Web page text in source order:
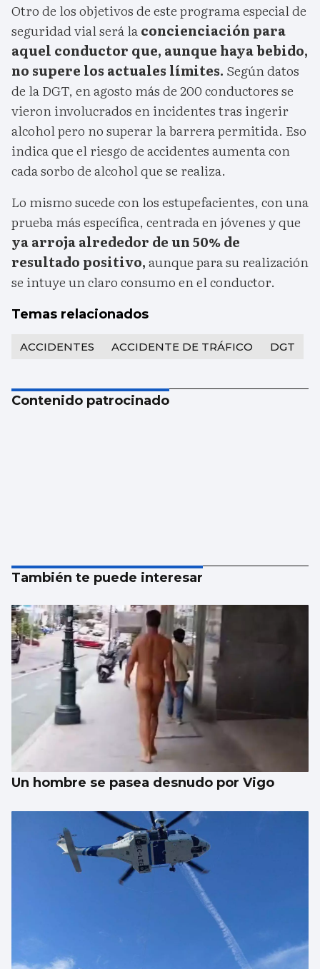
Otro de los objetivos de este programa especial de
seguridad vial será laconcienciación para
aquel conductor que, aunque haya bebido,
no supere los actuales límites. Según datos
de la DGT, en agosto más de 200 conductores se
vieron involucrados en incidentes tras ingerir
alcohol pero no superar la barrera permitida. Eso
indica que el riesgo de accidentes aumenta con
cada sorbo de alcohol que se realiza.
Lo mismo sucede con los estupefacientes, con una
prueba más específica, centrada en jóvenes y que
ya arroja alrededor de un 50% de
resultado positivo,aunque para su realización
se intuye un claro consumo en el conductor.
Temas relacionados
ACCIDENTES ACCIDENTE DE TRÁFICO DGT
Contenido patrocinado
También te puede interesar
Un hombre se pasea desnudo por Vigo